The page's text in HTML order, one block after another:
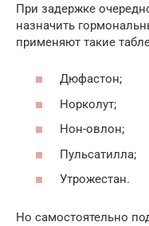
При задержке
назначить
применяют такие
Дюфастон;
Норколут;
Нон-овлон;
Пульсатилла;
Утрожестан.
Но самостоятельно